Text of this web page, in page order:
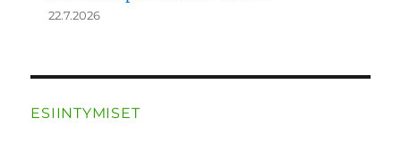
22.7.2026
ESIINTYMISET